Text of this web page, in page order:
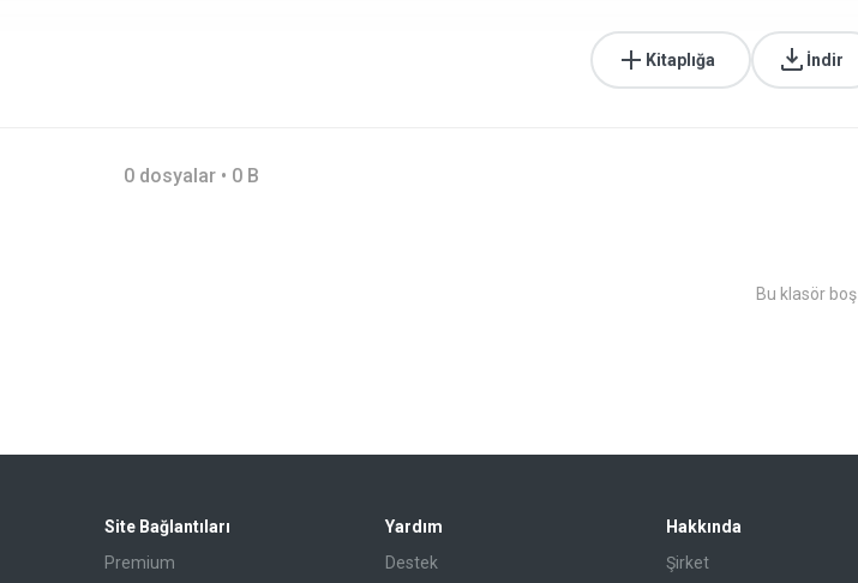
Kitaplığa İndir
0 dosyalar • 0 B
Bu klasör boş
Site Bağlantıları
Premium
Yardım
Destek
Hakkında
Şirket